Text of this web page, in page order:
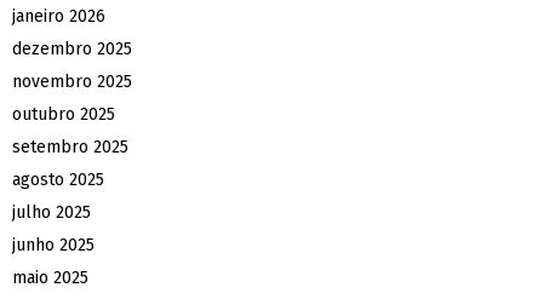
janeiro 2026
dezembro 2025
novembro 2025
outubro 2025
setembro 2025
agosto 2025
julho 2025
junho 2025
maio 2025